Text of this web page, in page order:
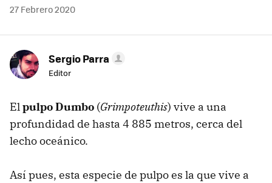
27 Febrero 2020
Sergio Parra
Editor
Elpulpo Dumbo (Grimpoteuthis) vive a una
profundidad de hasta 4 885 metros, cerca del
lecho oceánico.
Así pues, esta especie de pulpo es la que vive a